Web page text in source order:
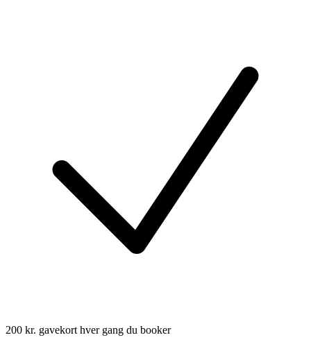
200 kr. gavekort hver gang du booker